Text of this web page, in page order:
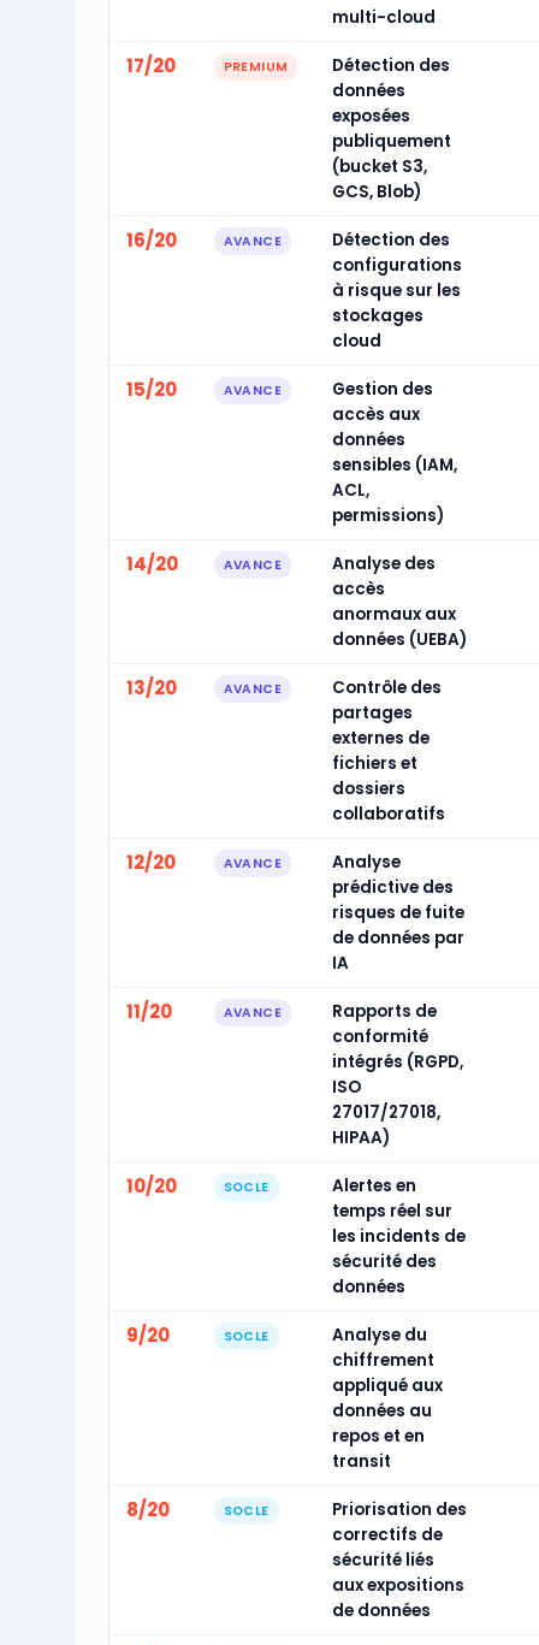
multi-cloud
17/20 PREMIUM
Détection des
données
exposées
publiquement
(bucket S3,
GCS, Blob)
16/20 AVANCE
Détection des
configurations
à risque sur les
stockages
cloud
15/20 AVANCE
Gestion des
accès aux
données
sensibles (IAM,
ACL,
permissions)
14/20 AVANCE
Analyse des
accès
anormaux aux
données (UEBA)
13/20 AVANCE
Contrôle des
partages
externes de
fichiers et
dossiers
collaboratifs
12/20 AVANCE
Analyse
prédictive des
risques de fuite
de données par
IA
11/20 AVANCE
Rapports de
conformité
intégrés (RGPD,
ISO
27017/27018,
HIPAA)
10/20 SOCLE
Alertes en
temps réel sur
les incidents de
sécurité des
données
9/20 SOCLE
Analyse du
chiffrement
appliqué aux
données au
repos et en
transit
8/20 SOCLE
Priorisation des
correctifs de
sécurité liés
aux expositions
de données